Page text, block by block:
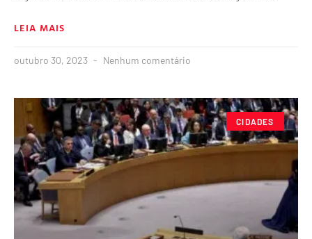
LEIA MAIS
outubro 30, 2023 Nenhum comentário
CIDADES